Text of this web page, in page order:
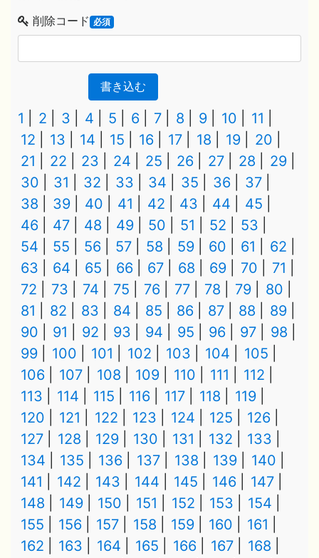
削除コード 必須
書き込む
1 2 3 4 5 6 7 8 9 10
11
12
13 14 15 16 17 18 19
20
21
22 23 24 25 26 27 28
29
30
31 32 33 34 35 36
37
38
39 40 41 42 43 44
45
46
47 48 49 50 51 52
53
54
55 56 57 58 59 60 61
62
63
64 65 66 67 68 69 70
71
72
73 74 75 76 77 78 79
80
81
82 83 84 85 86 87 88
89
90
91 92 93 94 95 96 97
98
99
100 101 102 103 104
105
106
107 108 109 110 111
112
113
114 115 116 117 118
119
120
121 122 123 124 125
126
127
128 129 130 131 132
133
134
135 136 137 138 139
140
141
142 143 144 145 146
147
148
149 150 151 152 153
154
155
156 157 158 159 160
161
162
163 164 165 166 167
168